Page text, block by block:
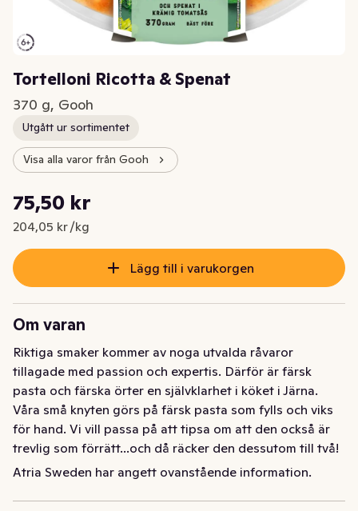
Tortelloni Ricotta & Spenat
370 g, Gooh
Utgått ur sortimentet
Visa alla varor från Gooh
Nuvarande pris är: 75,50 kr
75,50 kr
204,05 kr /kg
Styckpris: 204,05 kr /kg
Lägg till i varukorgen
Om varan
Riktiga smaker kommer av noga utvalda råvaror
tillagade med passion och expertis. Därför är färsk
pasta och färska örter en självklarhet i köket i Järna.
Våra små knyten görs på färsk pasta som fylls och viks
för hand. Vi vill passa på att tipsa om att den också är
trevlig som förrätt...och då räcker den dessutom till två!
Vår tortelloni är gjord på färsk pasta av durumvete.
Atria Sweden har angett ovanstående information.